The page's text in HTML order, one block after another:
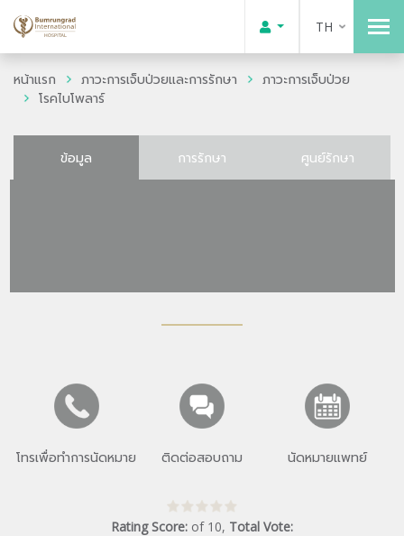
TH
หน้าแรก ภาวะการเจ็บป่วยและการรักษา
ภาวะการเจ็บป่วย
โรคไบโพลาร์
ข้อมูล การรักษา ศูนย์รักษา
โทรเพื่อทำการนัดหมาย ติดต่อสอบถาม นัดหมายแพทย์
Rating Score: of 10, Total Vote: